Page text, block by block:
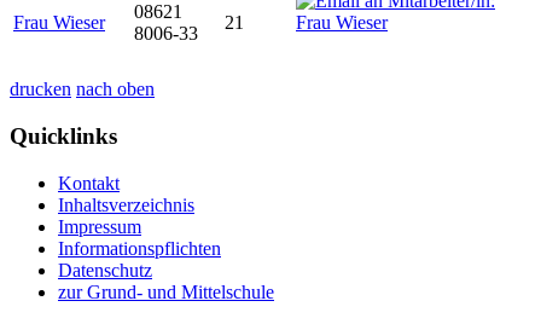
Frau Wieser
08621
8006-33
21
drucken nach oben
Quicklinks
Kontakt
Inhaltsverzeichnis
Impressum
Informationspflichten
Datenschutz
zur Grund- und Mittelschule